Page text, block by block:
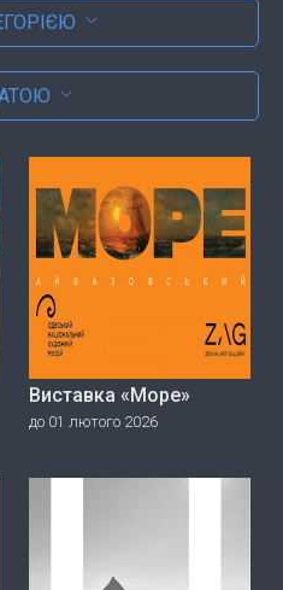
Виставка «Море»
до 01 лютого 2026